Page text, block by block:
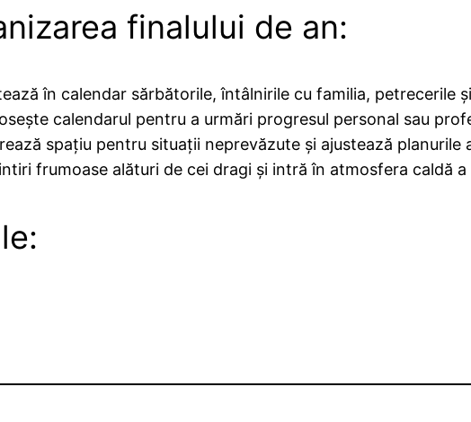
finalului de an:
în calendar sărbătorile, întâlnirile cu familia, petrecerile
calendarul pentru a urmări progresul personal sau
spațiu pentru situații neprevăzute și ajustează planurile
frumoase alături de cei dragi și intră în atmosfera caldă